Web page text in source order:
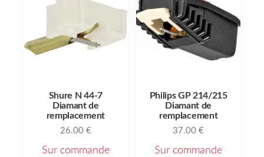
Shure N 44-7
Diamant de
remplacement
26.00 €
Sur commande
Philips GP 214/215
Diamant de
remplacement
37.00€
Sur commande